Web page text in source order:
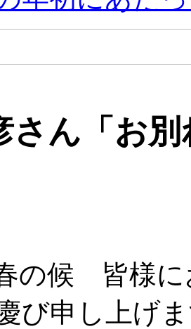
さん「お
候 皆様に
び申し上げ